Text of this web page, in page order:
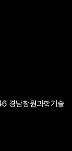
경남창원과학기술